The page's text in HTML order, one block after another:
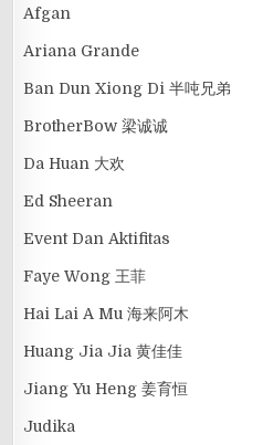
Afgan
Ariana Grande
Ban Dun Xiong Di 半吨兄弟
BrotherBow 梁诚诚
Da Huan 大欢
Ed Sheeran
Event Dan Aktifitas
Faye Wong 王菲
Hai Lai A Mu 海来阿木
Huang Jia Jia 黄佳佳
Jiang Yu Heng 姜育恒
Judika